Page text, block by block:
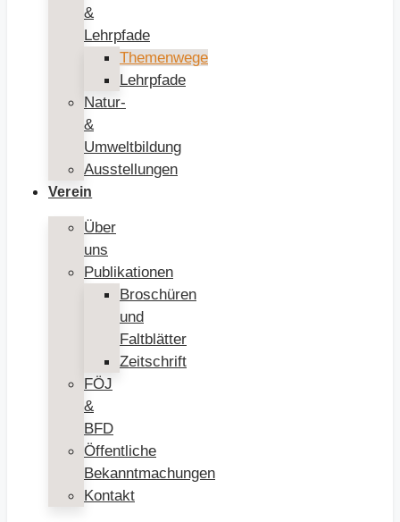
&
Lehrpfade
Themenwege
Lehrpfade
Natur-
&
Umweltbildung
Ausstellungen
Verein
Über
uns
Publikationen
Broschüren
und
Faltblätter
Zeitschrift
FÖJ
&
BFD
Öffentliche
Bekanntmachungen
Kontakt